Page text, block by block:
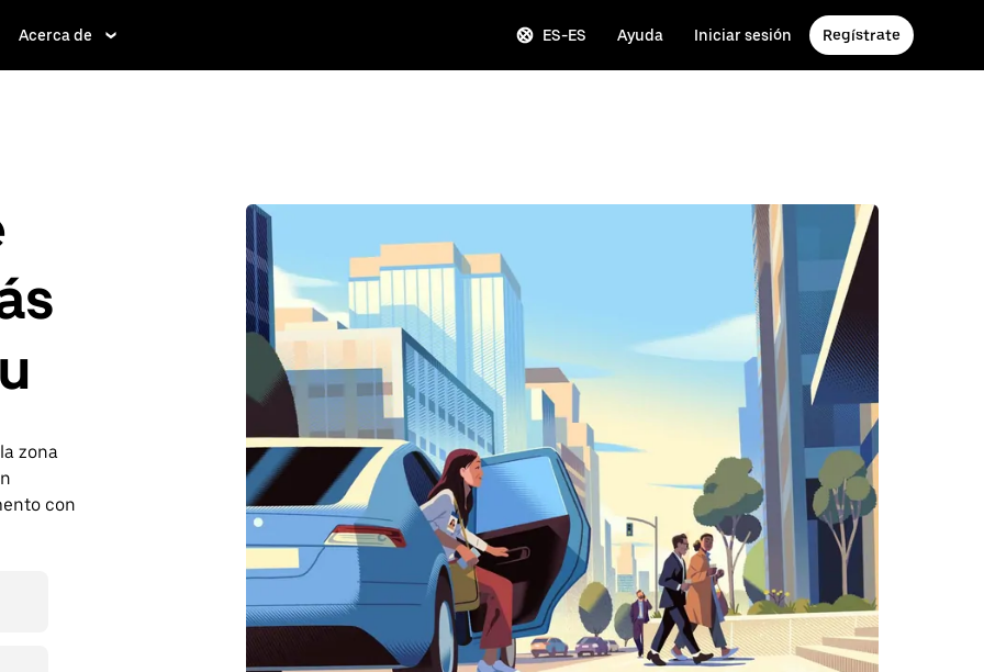
Acerca de ES-ES Ayuda Iniciar sesión Regístrate
zona
con